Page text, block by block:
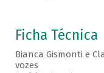
Ficha Técnica
Bianca Gismonti e
vozes